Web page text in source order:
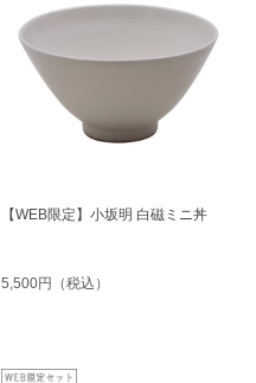
【WEB限定】小坂明 白磁ミニ丼
5,500円（税込）